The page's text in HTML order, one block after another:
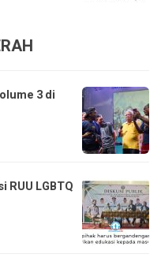
3 di
RUU LGBTQ